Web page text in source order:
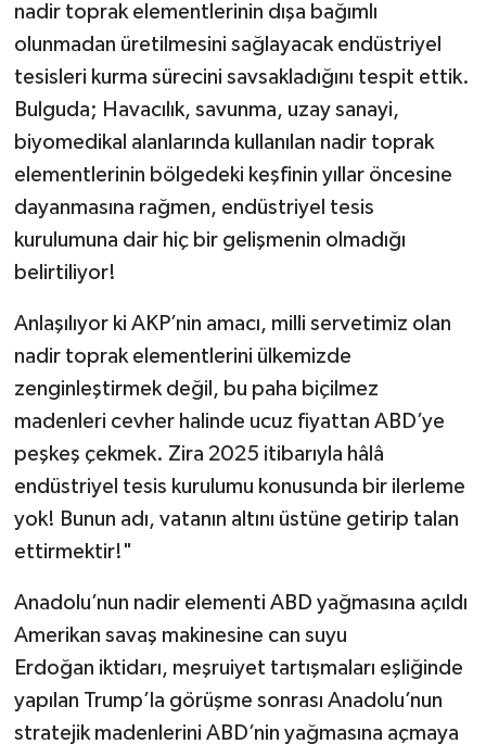
nadir toprak elementlerinin dışa bağımlı
olunmadan üretilmesini sağlayacak endüstriyel
tesisleri kurma sürecini savsakladığını tespit ettik.
Bulguda; Havacılık, savunma, uzay sanayi,
biyomedikal alanlarında kullanılan nadir toprak
elementlerinin bölgedeki keşfinin yıllar öncesine
dayanmasına rağmen, endüstriyel tesis
kurulumuna dair hiç bir gelişmenin olmadığı
belirtiliyor!
Anlaşılıyor ki AKP’nin amacı, milli servetimiz olan
nadir toprak elementlerini ülkemizde
zenginleştirmek değil, bu paha biçilmez
madenleri cevher halinde ucuz fiyattan ABD’ye
peşkeş çekmek. Zira 2025 itibarıyla hâlâ
endüstriyel tesis kurulumu konusunda bir ilerleme
yok! Bunun adı, vatanın altını üstüne getirip talan
ettirmektir!"
Anadolu’nun nadir elementi ABD yağmasına açıldı
Amerikan savaş makinesine can suyu
Erdoğan iktidarı, meşruiyet tartışmaları eşliğinde
yapılan Trump’la görüşme sonrası Anadolu’nun
stratejik madenlerini ABD’nin yağmasına açmaya